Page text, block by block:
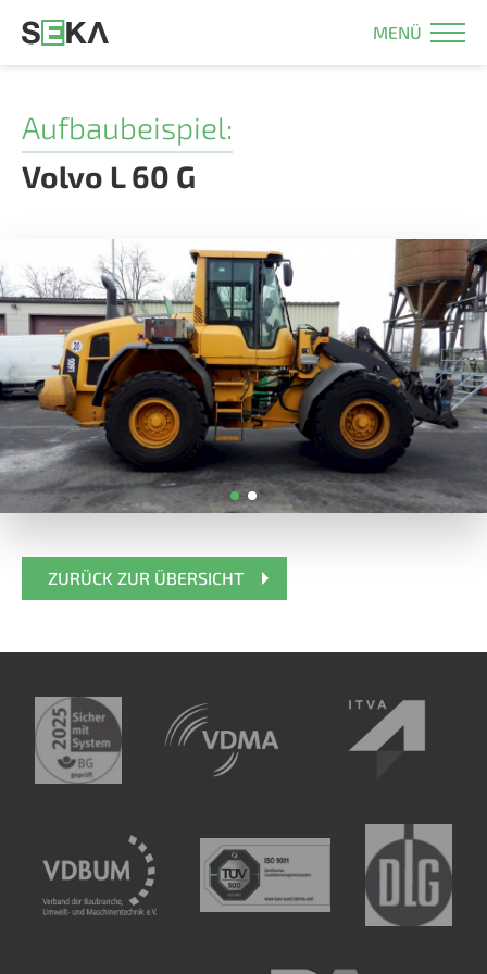
MENÜ
Aufbaubeispiel:
Volvo L 60 G
ZURÜCK ZUR ÜBERSICHT